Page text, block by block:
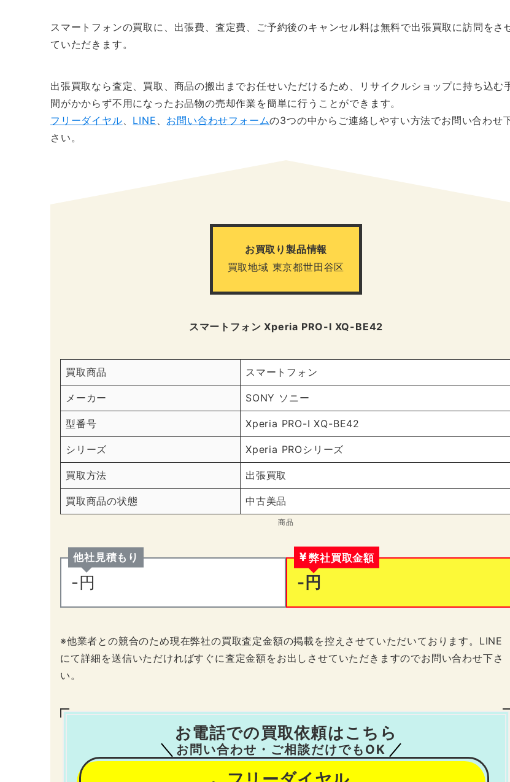
スマートフォンの買取に、出張費、査定費、ご予約後のキャンセル料は無料で出張買取に訪問をさ
ていただきます。
出張買取なら査定、買取、商品の搬出までお任せいただけるため、リサイクルショップに持ち込む
間がかからず不用になったお品物の売却作業を簡単に行うことができます。
フリーダイヤル、 LINE 、 お問い合わせフォームの3つの中からご連絡しやすい方法でお問い合わせ
さい。
お買取り製品情報
買取地域 東京都世田谷区
スマートフォン Xperia PRO-I XQ-BE42
買取商品 スマートフォン
メーカー SONY ソニー
型番号 Xperia PRO-I XQ-BE42
シリーズ Xperia PROシリーズ
買取方法 出張買取
買取商品の状態 中古美品
商品
他社見積もり
-円
弊社買取金額
-円
※他業者との競合のため現在弊社の買取査定金額の掲載を控えさせていただいております。LINE
にて詳細を送信いただければすぐに査定金額をお出しさせていただきますのでお問い合わせ下さ
い。
お電話での買取依頼はこちら
お問い合わせ・ご相談だけでもOK